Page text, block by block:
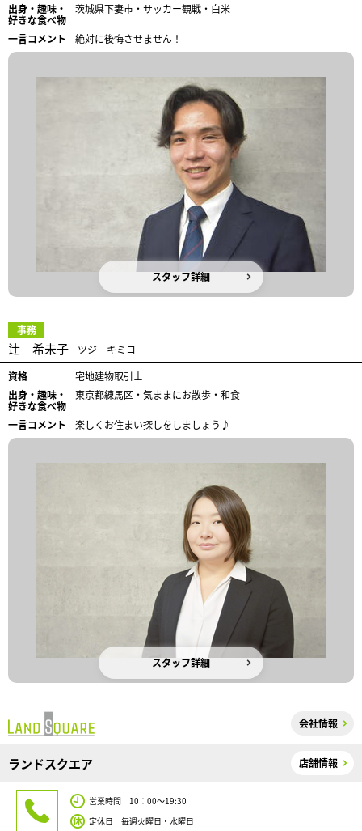
出身・趣味・
好きな食べ物
茨城県下妻市・サッカー観戦・白米
一言コメント 絶対に後悔させません！
スタッフ詳細
事務
辻 希未子
ツジ キミコ
資格
宅地建物取引士
出身・趣味・
好きな食べ物
東京都練馬区・気ままにお散歩・和食
一言コメント 楽しくお住まい探しをしましょう♪
スタッフ詳細
会社情報
ランドスクエア 店舗情報
営業時間 10：00～19:30
定休日 毎週火曜日・水曜日